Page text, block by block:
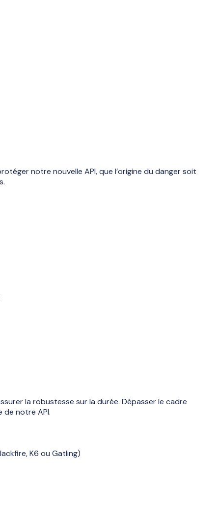
notre nouvelle API, que l’origine du danger soit
la robustesse sur la durée. Dépasser le cadre
de notre API.
K6 ou Gatling)